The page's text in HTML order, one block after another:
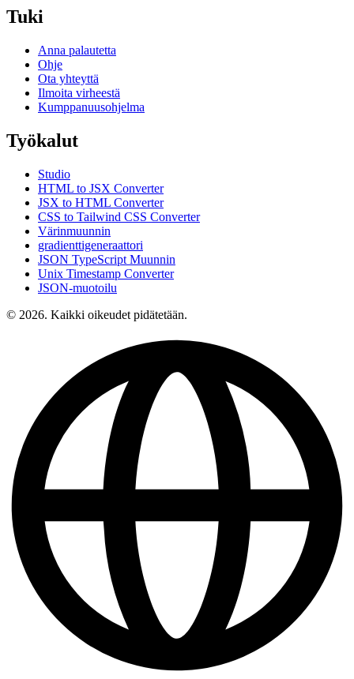
Tuki
Anna palautetta
Ohje
Ota yhteyttä
Ilmoita virheestä
Kumppanuusohjelma
Työkalut
Studio
HTML to JSX Converter
JSX to HTML Converter
CSS to Tailwind CSS Converter
Värinmuunnin
gradienttigeneraattori
JSON TypeScript Muunnin
Unix Timestamp Converter
JSON-muotoilu
© 2026. Kaikki oikeudet pidätetään.